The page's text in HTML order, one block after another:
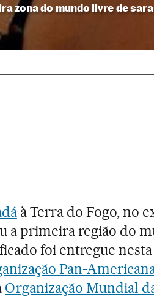
zona do mundo livre de
Sociales
à Terra do Fogo, no
a primeira região do
foi entregue
Pan-
Organização Mundial